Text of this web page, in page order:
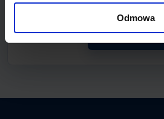
Odmowa
połączenie.